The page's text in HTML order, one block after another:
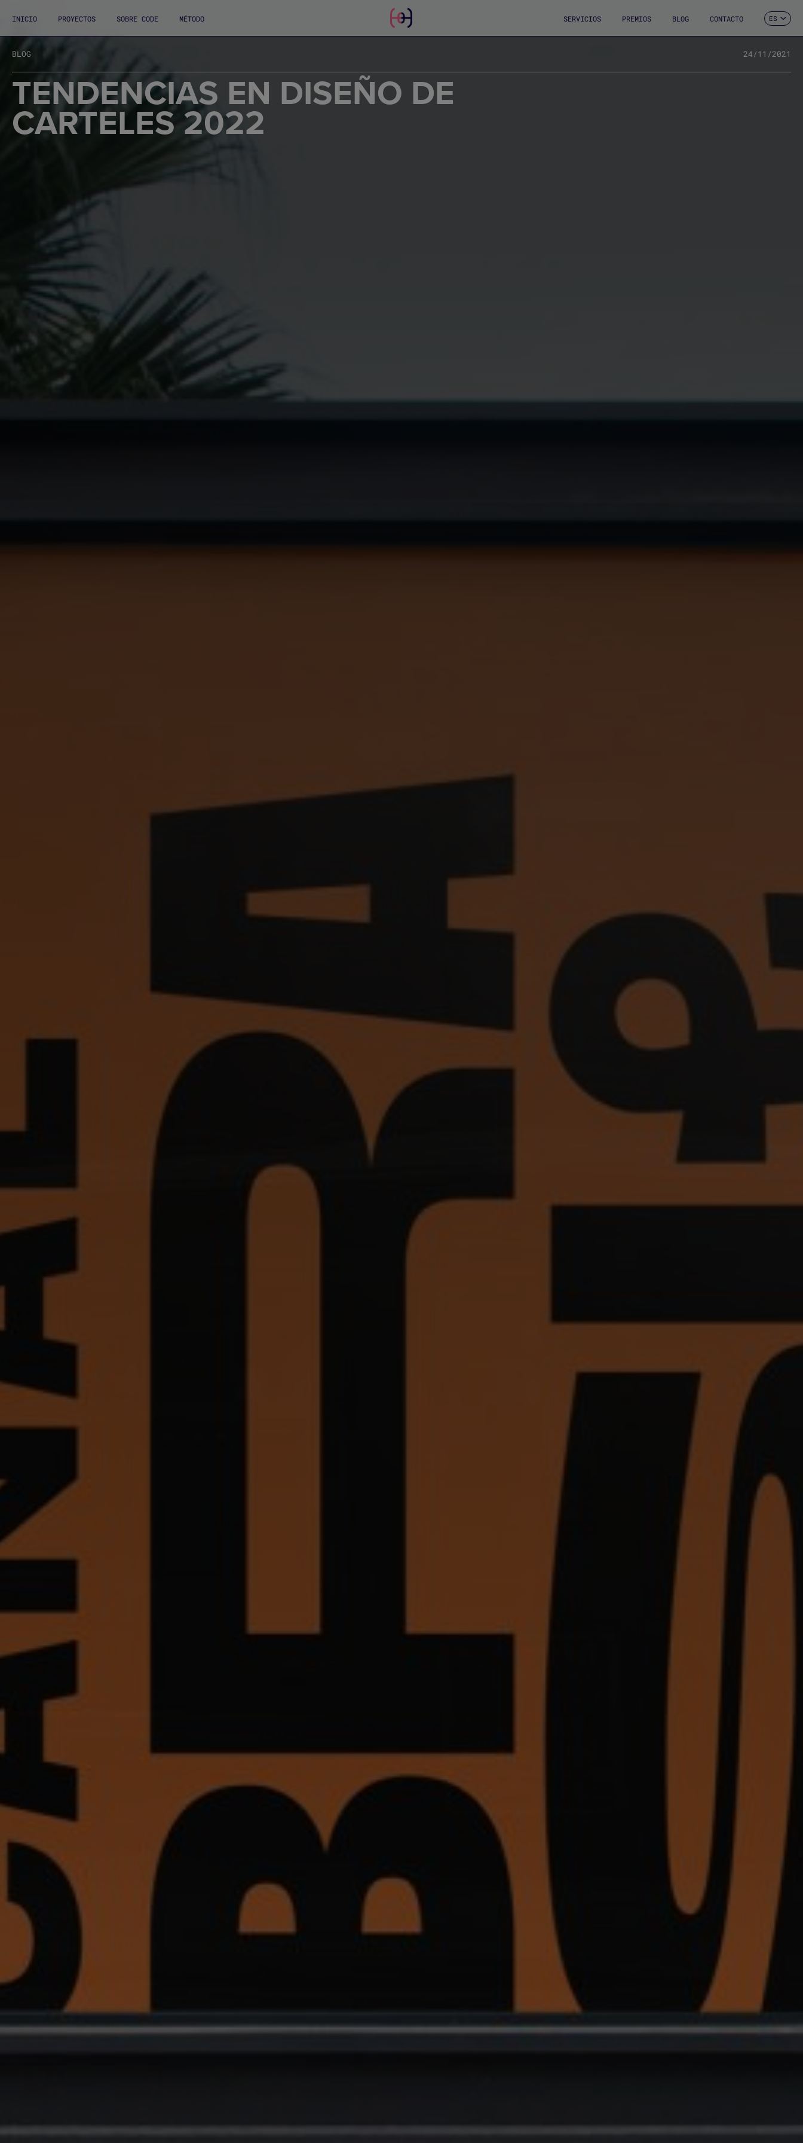
INICIO PROYECTOS SOBRE CODE MÉTODO SERVICIOS PREMIOS BLOG CONTACTO
ES
FR
IT
BLOG 24/11/2021
TENDENCIAS EN DISEÑO DE
CARTELES 2022